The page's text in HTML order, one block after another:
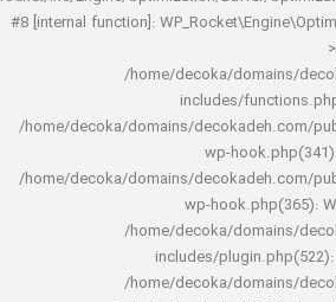
#8 [internal function]:
/home/decoka/
includes/
/home/decoka/domains/
wp-
/home/decoka/domains/
wp-
/home/decoka/
includes/
/home/decoka/